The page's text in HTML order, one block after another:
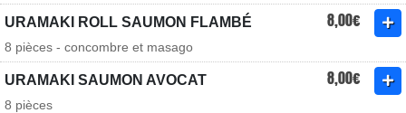
URAMAKI ROLL SAUMON FLAMBÉ 8,00€
8 pièces - concombre et masago
URAMAKI SAUMON AVOCAT 8,00€
8 pièces